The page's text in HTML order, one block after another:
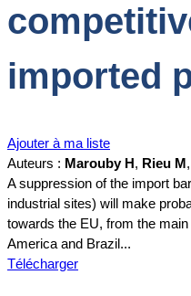
imported
Ajouter à ma liste
Auteurs : Marouby H, Rieu M,
A suppression of the import
industrial sites) will make
towards the EU, from the
America and Brazil...
Télécharger